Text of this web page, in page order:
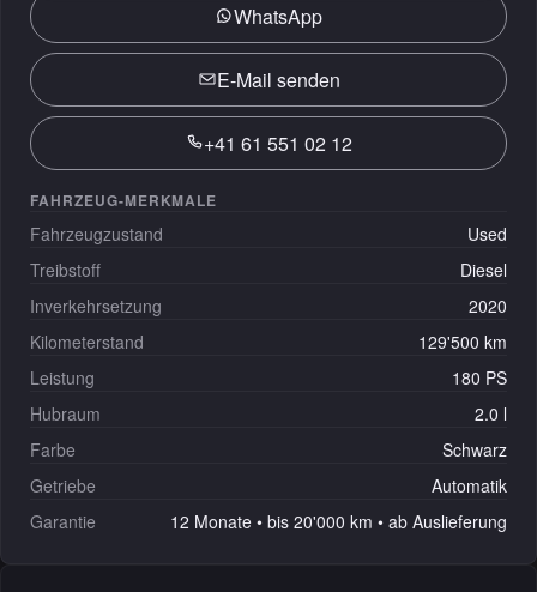
WhatsApp
E-Mail senden
+41 61 551 02 12
FAHRZEUG-MERKMALE
Fahrzeugzustand
Used
Treibstoff
Diesel
Inverkehrsetzung
2020
Kilometerstand
129'500 km
Leistung
180 PS
Hubraum
2.0 l
Farbe
Schwarz
Getriebe
Automatik
Garantie
12 Monate • bis 20'000 km • ab Auslieferung